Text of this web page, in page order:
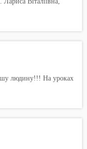
людину!!! На уроках